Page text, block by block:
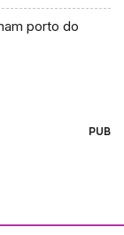
porto do
PUB